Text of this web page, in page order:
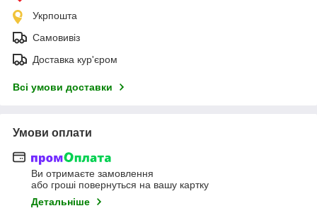
Укрпошта
Самовивіз
Доставка кур'єром
Всі умови доставки
Умови оплати
Ви отримаєте замовлення
або гроші повернуться на вашу картку
Детальніше